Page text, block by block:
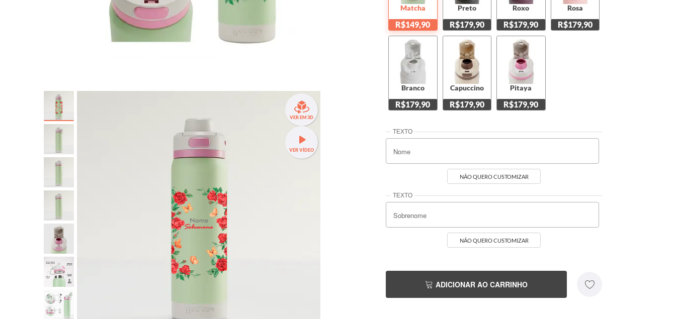
VER EM 3D
VER VÍDEO
Nome
Sobrenome
Matcha
R$149,90
Preto
R$179,90
Roxo
R$179,90
Rosa
R$179,90
Branco
R$179,90
Capuccino
R$179,90
Pitaya
R$179,90
NÃO QUERO CUSTOMIZAR
NÃO QUERO CUSTOMIZAR
ADICIONAR AO CARRINHO